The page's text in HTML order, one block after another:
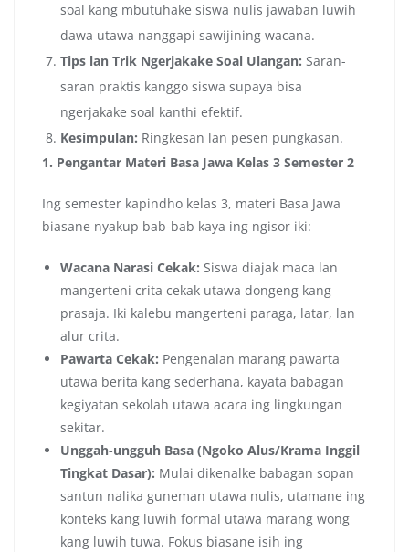
soal kang mbutuhake siswa nulis jawaban luwih
dawa utawa nanggapi sawijining wacana.
Tips lan Trik Ngerjakake Soal Ulangan: Saran-
saran praktis kanggo siswa supaya bisa
ngerjakake soal kanthi efektif.
Kesimpulan: Ringkesan lan pesen pungkasan.
1. Pengantar Materi Basa Jawa Kelas 3 Semester 2
Ing semester kapindho kelas 3, materi Basa Jawa
biasane nyakup bab-bab kaya ing ngisor iki:
Wacana Narasi Cekak: Siswa diajak maca lan
mangerteni crita cekak utawa dongeng kang
prasaja. Iki kalebu mangerteni paraga, latar, lan
alur crita.
Pawarta Cekak: Pengenalan marang pawarta
utawa berita kang sederhana, kayata babagan
kegiyatan sekolah utawa acara ing lingkungan
sekitar.
Unggah-ungguh Basa (Ngoko Alus/Krama Inggil
Tingkat Dasar): Mulai dikenalke babagan sopan
santun nalika guneman utawa nulis, utamane ing
konteks kang luwih formal utawa marang wong
kang luwih tuwa. Fokus biasane isih ing